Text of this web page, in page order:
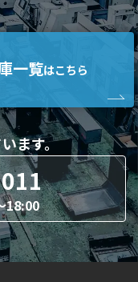
一覧はこちら
ます。
18:00